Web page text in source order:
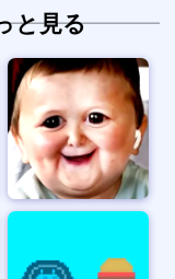
と見る